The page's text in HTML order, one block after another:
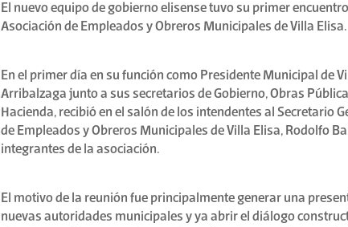
El nuevo equipo de gobierno elisense tuvo su primer
Asociación de Empleados y Obreros Municipales de Villa Elisa.
En el primer día en su función como Presidente Municipal de
Arribalzaga junto a sus secretarios de Gobierno, Obras
Hacienda, recibió en el salón de los intendentes al Secretario
de Empleados y Obreros Municipales de Villa Elisa, Rodolfo
integrantes de la asociación.
El motivo de la reunión fue principalmente generar una
nuevas autoridades municipales y ya abrir el diálogo